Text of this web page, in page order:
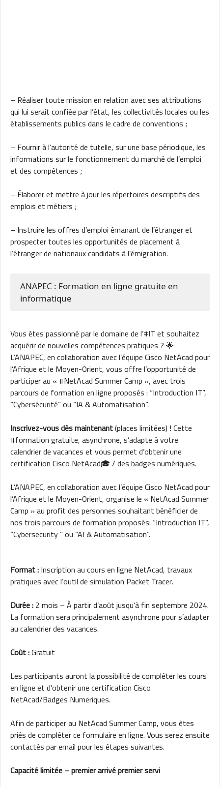
– Réaliser toute mission en relation avec ses attributions
qui lui serait confiée par l’état, les collectivités locales ou les
établissements publics dans le cadre de conventions ;
– Fournir à l’autorité de tutelle, sur une base périodique, les
informations sur le fonctionnement du marché de l’emploi
et des compétences ;
– Élaborer et mettre à jour les répertoires descriptifs des
emplois et métiers ;
– Instruire les offres d’emploi émanant de l’étranger et
prospecter toutes les opportunités de placement à
l’étranger de nationaux candidats à l’émigration.
ANAPEC : Formation en ligne gratuite en
informatique
Vous êtes passionné par le domaine de l’#IT et souhaitez
acquérir de nouvelles compétences pratiques ? 🌟
L’ANAPEC, en collaboration avec l’équipe Cisco NetAcad pour
l’Afrique et le Moyen-Orient, vous offre l’opportunité de
participer au « #NetAcad Summer Camp », avec trois
parcours de formation en ligne proposés : “Introduction IT”,
“Cybersécurité” ou “IA & Automatisation”.
Inscrivez-vous dès maintenant(places limitées) ! Cette
#formation gratuite, asynchrone, s’adapte à votre
calendrier de vacances et vous permet d’obtenir une
certification Cisco NetAcad🎓 / des badges numériques.
L’ANAPEC, en collaboration avec l’équipe Cisco NetAcad pour
l’Afrique et le Moyen-Orient, organise le « NetAcad Summer
Camp » au profit des personnes souhaitant bénéficier de
nos trois parcours de formation proposés: “Introduction IT”,
“Cybersecurity ” ou “AI & Automatisation”.
Format :Inscription au cours en ligne NetAcad, travaux
pratiques avec l’outil de simulation Packet Tracer.
Durée :2 mois – À partir d’août jusqu’à fin septembre 2024.
La formation sera principalement asynchrone pour s’adapter
au calendrier des vacances.
Coût :Gratuit
Les participants auront la possibilité de compléter les cours
en ligne et d’obtenir une certification Cisco
NetAcad/Badges Numeriques.
Afin de participer au NetAcad Summer Camp, vous êtes
priés de compléter ce formulaire en ligne. Vous serez ensuite
contactés par email pour les étapes suivantes.
Capacité limitée – premier arrivé premier servi